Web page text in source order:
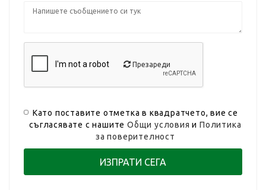
Презареди
Като поставите отметка в квадратчето, вие се
съгласявате с нашитеОбщи условия иПолитика
за поверителност